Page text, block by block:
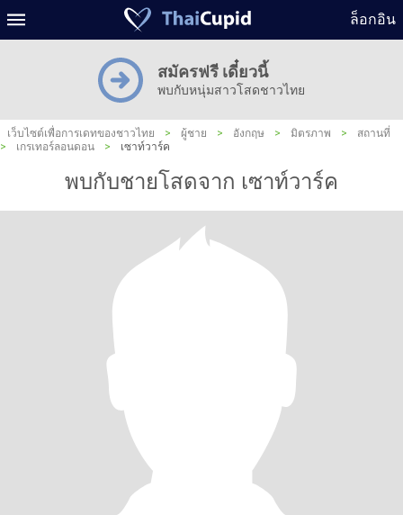
ล็อกอิน
สมัครฟรี เดี๋ยวนี้
พบกับหนุ่มสาวโสดชาวไทย
เว็บไซต์เพื่อการเดทของชาวไทย > ผู้ชาย > อังกฤษ > มิตรภาพ >
สถานที่
>
เกรเทอร์ลอนดอน > เซาท์วาร์ค
พบกับชายโสดจาก เซาท์วาร์ค